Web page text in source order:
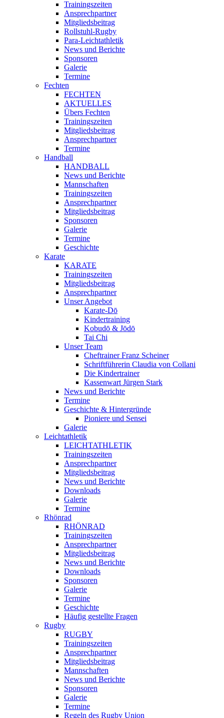
Trainingszeiten
Ansprechpartner
Mitgliedsbeitrag
Rollstuhl-Rugby
Para-Leichtathletik
News und Berichte
Sponsoren
Galerie
Termine
Fechten
FECHTEN
AKTUELLES
Übers Fechten
Trainingszeiten
Mitgliedsbeitrag
Ansprechpartner
Termine
Handball
HANDBALL
News und Berichte
Mannschaften
Trainingszeiten
Ansprechpartner
Mitgliedsbeitrag
Sponsoren
Galerie
Termine
Geschichte
Karate
KARATE
Trainingszeiten
Mitgliedsbeitrag
Ansprechpartner
Unser Angebot
Karate-Dō
Kindertraining
Kobudō & Jōdō
Tai Chi
Unser Team
Cheftrainer Franz Scheiner
Schriftführerin Claudia von Collani
Die Kindertrainer
Kassenwart Jürgen Stark
News und Berichte
Termine
Geschichte & Hintergründe
Pioniere und Sensei
Galerie
Leichtathletik
LEICHTATHLETIK
Trainingszeiten
Ansprechpartner
Mitgliedsbeitrag
News und Berichte
Downloads
Galerie
Termine
Rhönrad
RHÖNRAD
Trainingszeiten
Ansprechpartner
Mitgliedsbeitrag
News und Berichte
Downloads
Sponsoren
Galerie
Termine
Geschichte
Häufig gestellte Fragen
Rugby
RUGBY
Trainingszeiten
Ansprechpartner
Mitgliedsbeitrag
Mannschaften
News und Berichte
Sponsoren
Galerie
Termine
Regeln des Rugby Union